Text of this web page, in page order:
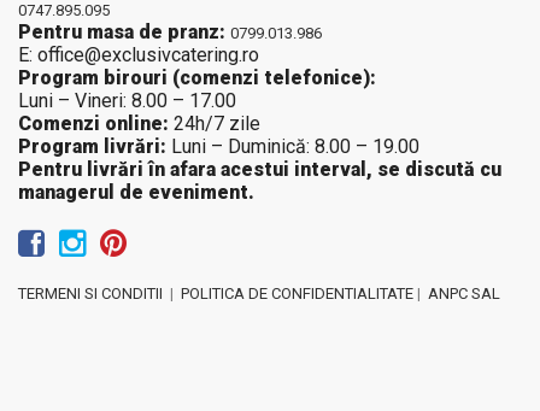
0747.895.095
Pentru masa de pranz: 0799.013.986
E: office@exclusivcatering.ro
Program birouri (comenzi telefonice):
Luni – Vineri: 8.00 – 17.00
Comenzi online: 24h/7 zile
Program livrări: Luni – Duminică: 8.00 – 19.00
Pentru livrări în afara acestui interval, se discută cu
managerul de eveniment.
TERMENI SI CONDITII | POLITICA DE CONFIDENTIALITATE | ANPC SAL